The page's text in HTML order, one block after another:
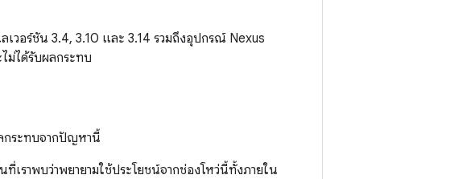
อร์ชัน 3.4, 3.10 และ 3.14 รวมถึงอุปกรณ์ Nexus
ม่ได้รับผลกระทบ
กระทบจากปัญหานี้
ราพบว่าพยายามใช้ประโยชน์จากช่องโหว่นี้ทั้งภายใน